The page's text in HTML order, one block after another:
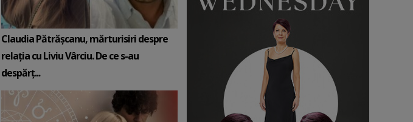
Claudia Pătrășcanu, mărturisiri despre
relația cu Liviu Vârciu. De ce s-au
despărț...